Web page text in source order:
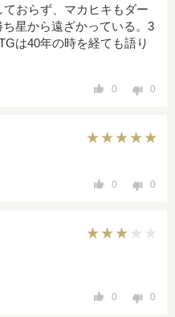
おらず、マカヒキもダー
星から遠ざかっている。3
は40年の時を経ても語り
0 0
0 0
0 0